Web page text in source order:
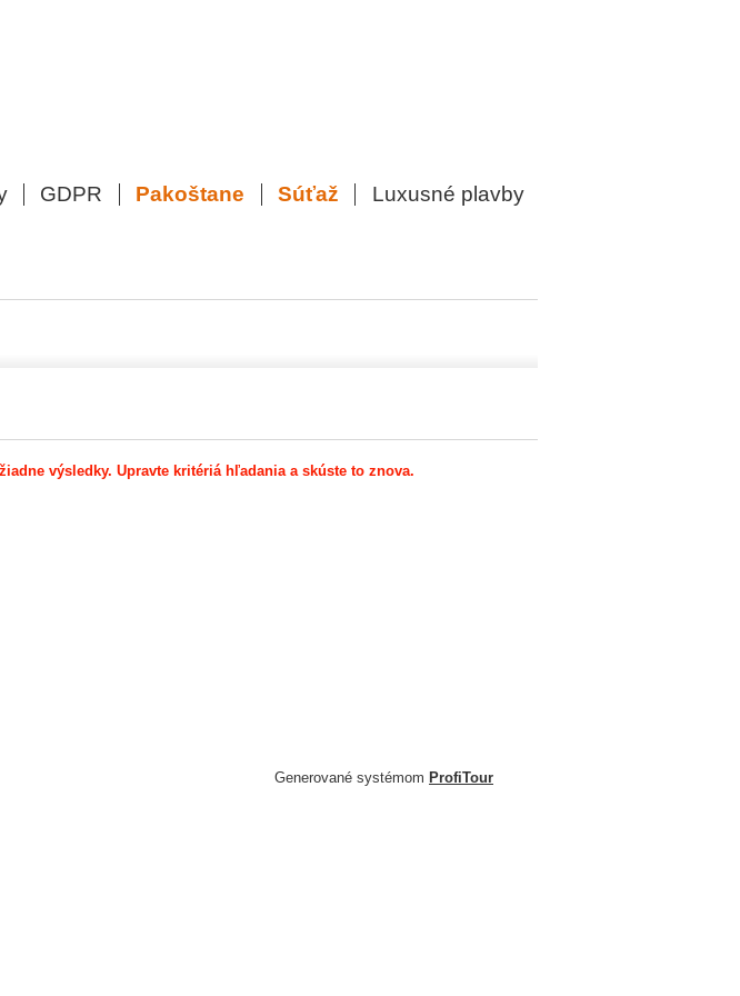
GDPR Pakoštane Súťaž Luxusné plavby
výsledky. Upravte kritériá hľadania a skúste to znova.
Generované systémom ProfiTour